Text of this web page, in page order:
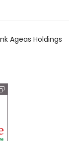
Ageas Holdings